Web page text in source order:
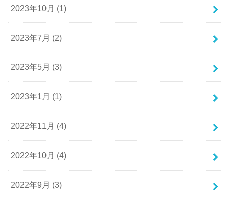
2023年10月 (1)
2023年7月 (2)
2023年5月 (3)
2023年1月 (1)
2022年11月 (4)
2022年10月 (4)
2022年9月 (3)